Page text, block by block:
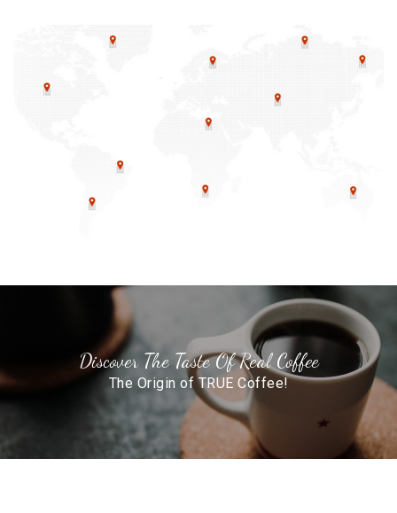
Discover The Taste Of Real Coffee
The Origin of TRUE Coffee!